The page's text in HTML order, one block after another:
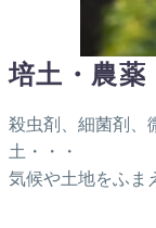
培土・農薬
殺虫剤、細菌剤、
土・・・
気候や土地をふま